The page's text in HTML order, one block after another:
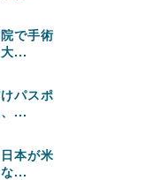
で手術
...
パスポ
...
本が米
...